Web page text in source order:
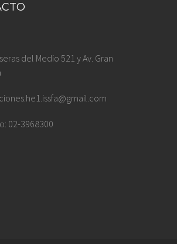
del Medio 521 y Av. Gran
02-3968300